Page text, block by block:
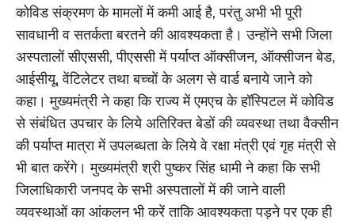
कोविड संक्रमण के मामलों में कमी आई है, परंतु अभी भी पूरी
सावधानी व सतर्कता बरतने की आवश्यकता है। उन्होंने सभी जिला
अस्पतालों सीएससी, पीएससी में पर्याप्त ऑक्सीजन, ऑक्सीजन बेड,
आईसीयू, वेंटिलेटर तथा बच्चों के अलग से वार्ड बनाये जाने को
कहा। मुख्यमंत्री ने कहा कि राज्य में एमएच के हॉस्पिटल में कोविड
से संबंधित उपचार के लिये अतिरिक्त बेडों की व्यवस्था तथा वैक्सीन
की पर्याप्त मात्रा में उपलब्धता के लिये वे रक्षा मंत्री एवं गृह मंत्री से
भी बात करेंगे। मुख्यमंत्री श्री पुष्कर सिंह धामी ने कहा कि सभी
जिलाधिकारी जनपद के सभी अस्पतालों में की जाने वाली
व्यवस्थाओं का आंकलन भी करें ताकि आवश्यकता पड़ने पर एक ही